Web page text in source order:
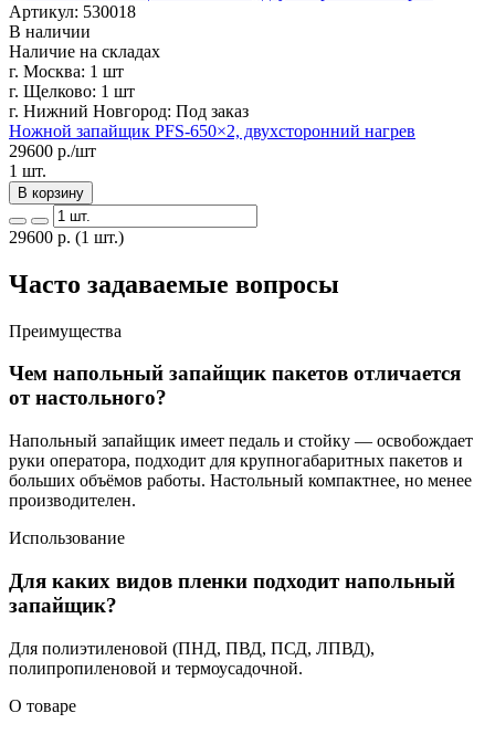
Артикул: 530018
В наличии
Наличие на складах
г. Москва: 1 шт
г. Щелково: 1 шт
г. Нижний Новгород: Под заказ
Ножной запайщик PFS-650×2, двухсторонний нагрев
29600 р./шт
1 шт.
В корзину
29600 р. (1 шт.)
Часто задаваемые вопросы
Преимущества
Чем напольный запайщик пакетов отличается
от настольного?
Напольный запайщик имеет педаль и стойку — освобождает
руки оператора, подходит для крупногабаритных пакетов и
больших объёмов работы. Настольный компактнее, но менее
производителен.
Использование
Для каких видов пленки подходит напольный
запайщик?
Для полиэтиленовой (ПНД, ПВД, ПСД, ЛПВД),
полипропиленовой и термоусадочной.
О товаре